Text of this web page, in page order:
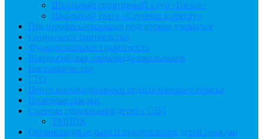
Школьный спортивный клуб «Пилот»
Школьный театр «Ступени к театру»
Предпрофессиональная подготовка учащихся
Социальное партнёрство
Функциональная грамотность
Всероссийская олимпиада школьников
Наставничество
ГТО
Центр инновационного педагогического поиска
Полезные ссылки
Система образования детей с ОВЗ
ТМППК
Организация отдыха и оздоровления детей граждан